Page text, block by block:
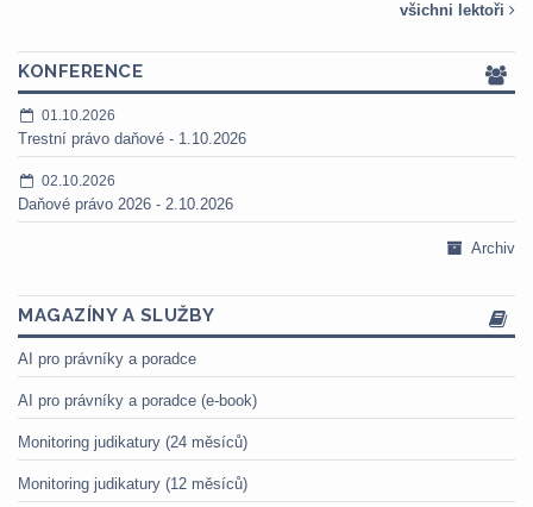
všichni lektoři
KONFERENCE
01.10.2026
Trestní právo daňové - 1.10.2026
02.10.2026
Daňové právo 2026 - 2.10.2026
Archiv
MAGAZÍNY A SLUŽBY
AI pro právníky a poradce
AI pro právníky a poradce (e-book)
Monitoring judikatury (24 měsíců)
Monitoring judikatury (12 měsíců)